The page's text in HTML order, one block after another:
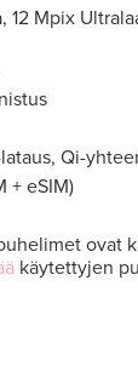
12 Mpix
Qi-
+ eSIM)
ovat
käytettyjen